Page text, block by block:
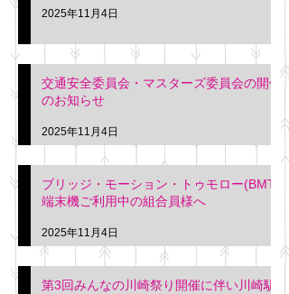
2025年11月4日
交通安全委員会・マスターズ委員会の開催
のお知らせ
2025年11月4日
ブリッジ・モーション・トゥモロー(BMT)
端末機ご利用中の組合員様へ
2025年11月4日
第3回みんなの川崎祭り開催に伴い川崎駅